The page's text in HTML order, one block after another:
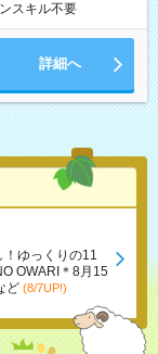
スキル不要
詳細へ
！ゆっくりの11
OWARI＊8月15
ど (8/7UP!)